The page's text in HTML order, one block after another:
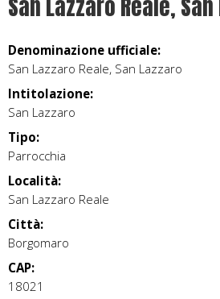
San Lazzaro Reale,
Denominazione ufficiale:
San Lazzaro Reale, San Lazzaro
Intitolazione:
San Lazzaro
Tipo:
Parrocchia
Località:
San Lazzaro Reale
Città:
Borgomaro
CAP:
18021